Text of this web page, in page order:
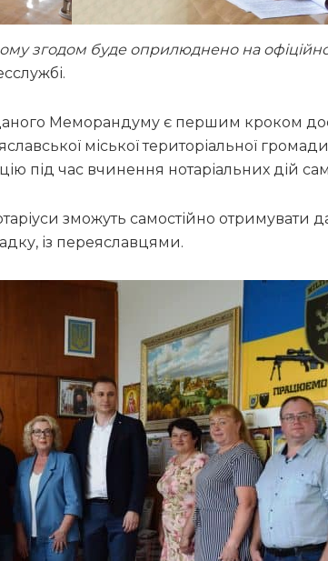
згодом буде оприлюднено на
Меморандуму є першим кроком
міської територіальної
під час вчинення нотаріальних дій
зможуть самостійно отримувати
із переяславцями.